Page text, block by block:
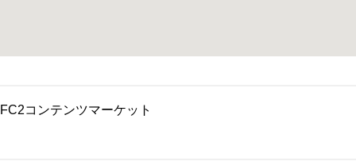
FC2コンテンツマーケット